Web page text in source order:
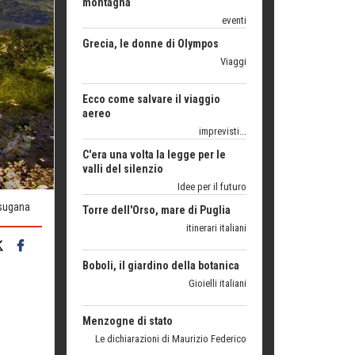
aereo
imprevisti...
valli del silenzio
Torre dell'Orso, mare di Puglia
itinerari italiani
Boboli, il giardino della botanica
Gioielli italiani
Le dichiarazioni di Maurizio Federico
scammer
di Mirta B. Bono